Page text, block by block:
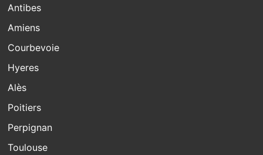
Antibes
Amiens
Courbevoie
Hyeres
Alès
Poitiers
Perpignan
Toulouse